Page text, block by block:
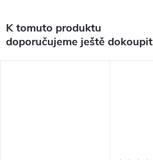
K tomuto produktu
doporučujeme ještě dokoupit